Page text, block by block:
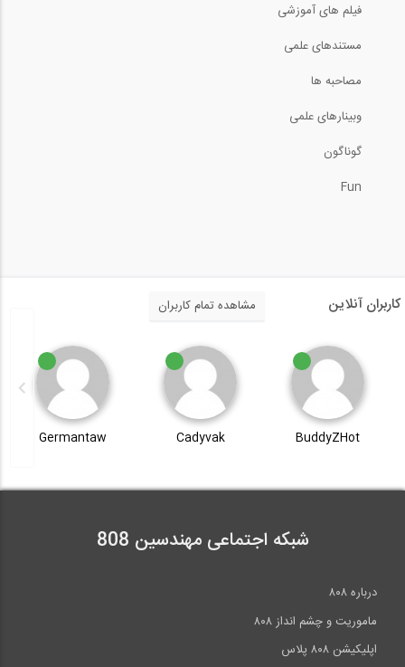
فیلم های آموزشی
مستندهای علمی
مصاحبه ها
وبینارهای علمی
گوناگون
Fun
کاربران آنلاین مشاهده تمام کاربران
BuddyZHot
Cadyvak
Germantaw
شبکه اجتماعی مهندسین 808
درباره ۸۰۸
ماموریت و چشم انداز ۸۰۸
اپلیکیشن ۸۰۸ پلاس